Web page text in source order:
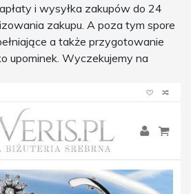
i wysyłka zakupów do 24
zakupu. A poza tym spore
a także przygotowanie
upominek. Wyczekujemy na